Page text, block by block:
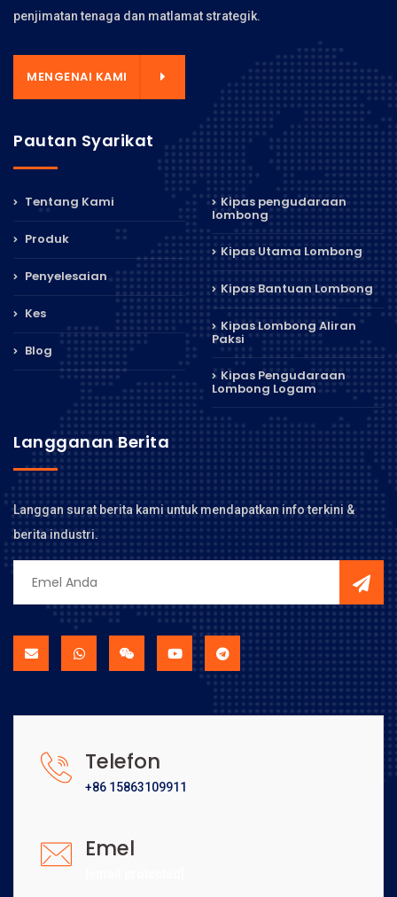
penjimatan tenaga dan matlamat strategik.
MENGENAI KAMI
Pautan Syarikat
Tentang Kami
Produk
Penyelesaian
Kes
Blog
Kipas pengudaraan
lombong
Kipas Utama Lombong
Kipas Bantuan Lombong
Kipas Lombong Aliran
Paksi
Kipas Pengudaraan
Lombong Logam
Langganan Berita
Langgan surat berita kami untuk mendapatkan info terkini &
berita industri.
Telefon
+86 15863109911
Emel